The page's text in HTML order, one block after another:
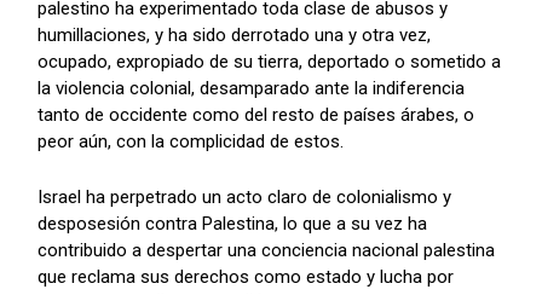
palestino ha experimentado toda clase de abusos y
humillaciones, y ha sido derrotado una y otra vez,
ocupado, expropiado de su tierra, deportado o sometido a
la violencia colonial, desamparado ante la indiferencia
tanto de occidente como del resto de países árabes, o
peor aún, con la complicidad de estos.
Israel ha perpetrado un acto claro de colonialismo y
desposesión contra Palestina, lo que a su vez ha
contribuido a despertar una conciencia nacional palestina
que reclama sus derechos como estado y lucha por